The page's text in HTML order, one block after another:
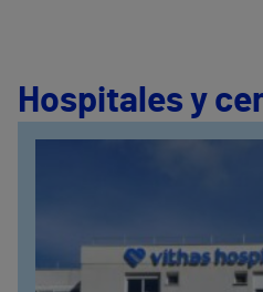
Hospitales y